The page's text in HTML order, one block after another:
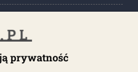
MODELE
prywatność